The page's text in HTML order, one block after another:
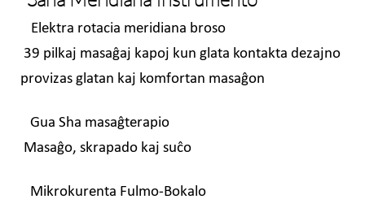
Elektra rotacia meridiana broso
39 pilkaj masaĝaj kapoj kun glata kontakta dezajno
provizas glatan kaj komfortan masaĝon
Gua Sha masaĝterapio
Masaĝo, skrapado kaj suĉo
Mikrokurenta Fulmo-Bokalo